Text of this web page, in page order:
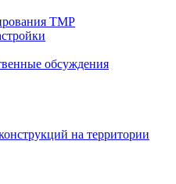
ТМР
обсуждения
на территории